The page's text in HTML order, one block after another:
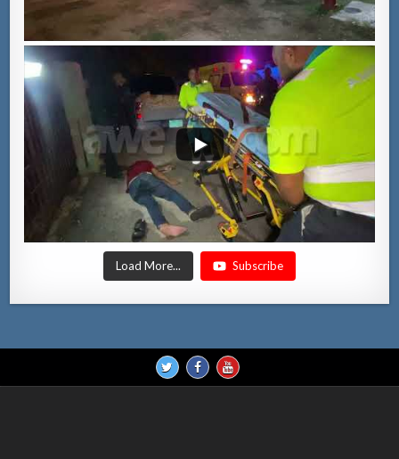
Load More... Subscribe